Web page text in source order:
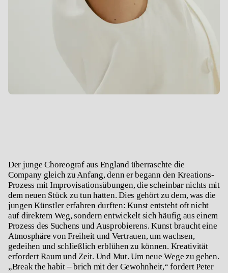
Der junge Choreograf aus England überraschte die
Company gleich zu Anfang, denn er begann den Kreations-
Prozess mit Improvisationsübungen, die scheinbar nichts mit
dem neuen Stück zu tun hatten. Dies gehört zu dem, was die
jungen Künstler erfahren durften: Kunst entsteht oft nicht
auf direktem Weg, sondern entwickelt sich häufig aus einem
Prozess des Suchens und Ausprobierens. Kunst braucht eine
Atmosphäre von Freiheit und Vertrauen, um wachsen,
gedeihen und schließlich erblühen zu können. Kreativität
erfordert Raum und Zeit. Und Mut. Um neue Wege zu gehen.
„Break the habit – brich mit der Gewohnheit,“ fordert Peter